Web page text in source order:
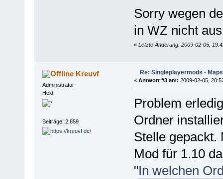
Sorry wegen
in WZ nicht
« Letzte Änderung: 2009-02-05,
Kreuvf
Administrator
Held
Beiträge: 2.859
Re: Singleplayermods - Maps
« Antwort #3 am: 2009-02-05,
Problem
Ordner
Stelle gepackt.
Mod für 1.10
"In welchen